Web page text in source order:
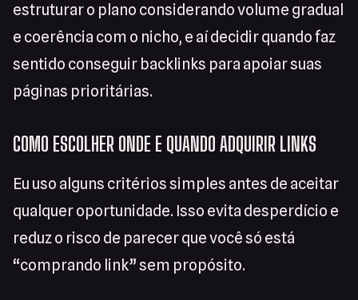
estruturar o plano considerando volume gradual
e coerência com o nicho, e aí decidir quando faz
sentido conseguir backlinks para apoiar suas
páginas prioritárias.
COMO ESCOLHER ONDE E QUANDO ADQUIRIR LINKS
Eu uso alguns critérios simples antes de aceitar
qualquer oportunidade. Isso evita desperdício e
reduz o risco de parecer que você só está
“comprando link” sem propósito.